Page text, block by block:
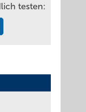
testen: